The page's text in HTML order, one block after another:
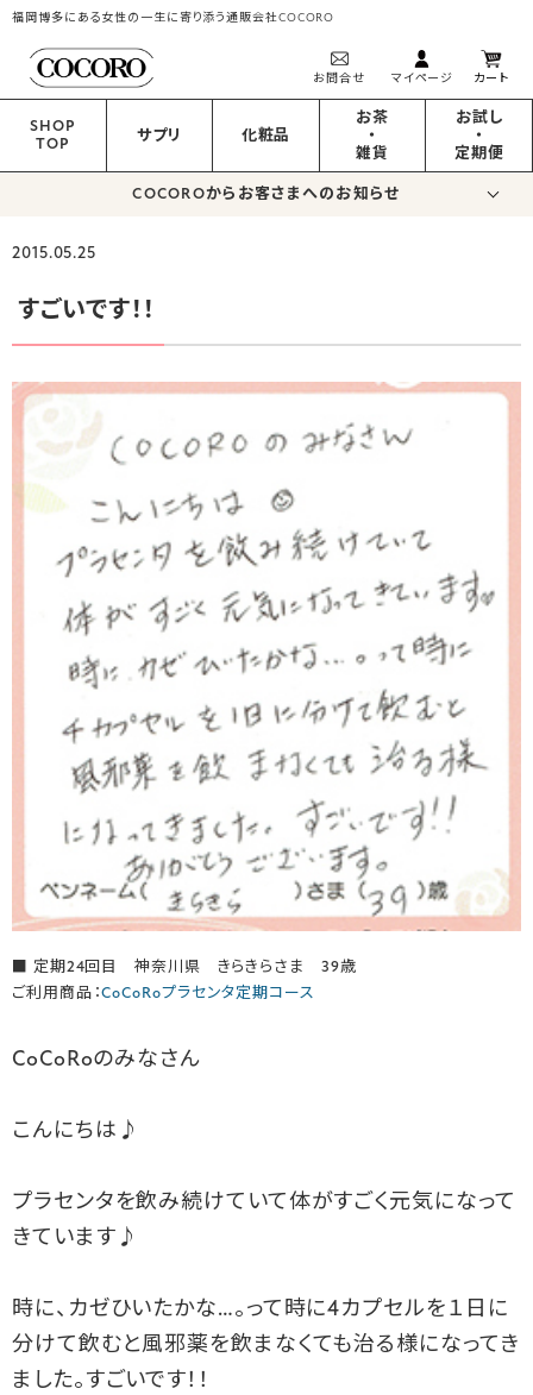
福岡博多にある女性の一生に寄り添う通販会社COCORO
お問合せ マイページ カート
SHOP
TOP
サプリ 化粧品
お茶
・
雑貨
お試し
・
定期便
COCOROからお客さまへのお知らせ
2015.05.25
すごいです！！
■ 定期24回目 神奈川県 きらきらさま 39歳
ご利用商品：CoCoRoプラセンタ定期コース
CoCoRoのみなさん
こんにちは♪
プラセンタを飲み続けていて体がすごく元気になって
きています♪
時に、カゼひいたかな…。って時に4カプセルを１日に
分けて飲むと風邪薬を飲まなくても治る様になってき
ました。すごいです！！